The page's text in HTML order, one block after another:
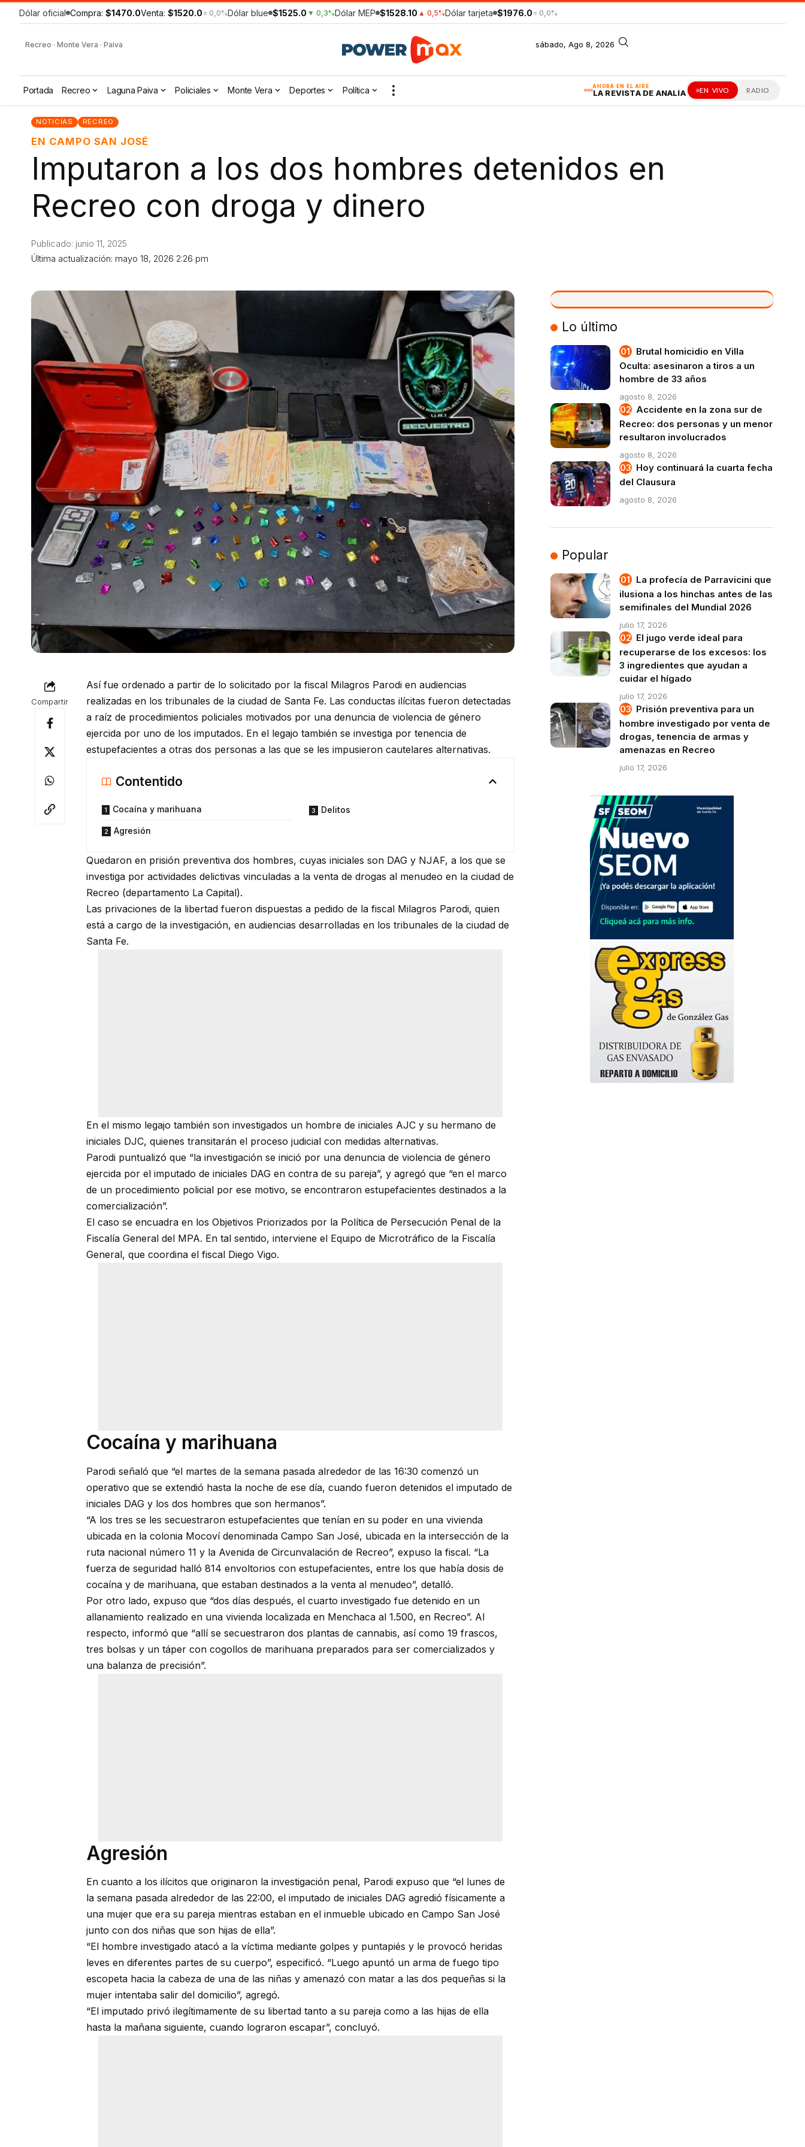
Dólar oficial Compra: $1470.0Venta: $1520.0 = 0,0%Dólar blue $1525.0 ▼ 0,3%Dólar MEP $1528.10 ▲ 0,5%Dólar tarjeta $1976.0 = 0,0%
Recreo · Monte Vera · Paiva sábado, Ago 8, 2026
AHORA EN EL AIRE
LA REVISTA DE ANALÍA EN VIVO RADIO
Portada Recreo Laguna Paiva Policiales Monte Vera Deportes Política
NOTICIAS RECREO
EN CAMPO SAN JOSÉ
Imputaron a los dos hombres detenidos en
Recreo con droga y dinero
Última actualización: mayo 18, 2026 2:26 pm
Publicado: junio 11, 2025
Compartir
Así fue ordenado a partir de lo solicitado por la fiscal Milagros Parodi en audiencias
realizadas en los tribunales de la ciudad de Santa Fe. Las conductas ilícitas fueron detectadas
a raíz de procedimientos policiales motivados por una denuncia de violencia de género
ejercida por uno de los imputados. En el legajo también se investiga por tenencia de
estupefacientes a otras dos personas a las que se les impusieron cautelares alternativas.
Contentido
Cocaína y marihuana
Agresión
Delitos
Quedaron en prisión preventiva dos hombres, cuyas iniciales son DAG y NJAF, a los que se
investiga por actividades delictivas vinculadas a la venta de drogas al menudeo en la ciudad de
Recreo (departamento La Capital).
Las privaciones de la libertad fueron dispuestas a pedido de la fiscal Milagros Parodi, quien
está a cargo de la investigación, en audiencias desarrolladas en los tribunales de la ciudad de
Santa Fe.
En el mismo legajo también son investigados un hombre de iniciales AJC y su hermano de
iniciales DJC, quienes transitarán el proceso judicial con medidas alternativas.
Parodi puntualizó que “la investigación se inició por una denuncia de violencia de género
ejercida por el imputado de iniciales DAG en contra de su pareja”, y agregó que “en el marco
de un procedimiento policial por ese motivo, se encontraron estupefacientes destinados a la
comercialización”.
El caso se encuadra en los Objetivos Priorizados por la Política de Persecución Penal de la
Fiscalía General del MPA. En tal sentido, interviene el Equipo de Microtráfico de la Fiscalía
General, que coordina el fiscal Diego Vigo.
Cocaína y marihuana
Parodi señaló que “el martes de la semana pasada alrededor de las 16:30 comenzó un
operativo que se extendió hasta la noche de ese día, cuando fueron detenidos el imputado de
iniciales DAG y los dos hombres que son hermanos”.
“A los tres se les secuestraron estupefacientes que tenían en su poder en una vivienda
ubicada en la colonia Mocoví denominada Campo San José, ubicada en la intersección de la
ruta nacional número 11 y la Avenida de Circunvalación de Recreo”, expuso la fiscal. “La
fuerza de seguridad halló 814 envoltorios con estupefacientes, entre los que había dosis de
cocaína y de marihuana, que estaban destinados a la venta al menudeo”, detalló.
Por otro lado, expuso que “dos días después, el cuarto investigado fue detenido en un
allanamiento realizado en una vivienda localizada en Menchaca al 1.500, en Recreo”. Al
respecto, informó que “allí se secuestraron dos plantas de cannabis, así como 19 frascos,
tres bolsas y un táper con cogollos de marihuana preparados para ser comercializados y
una balanza de precisión”.
Agresión
En cuanto a los ilícitos que originaron la investigación penal, Parodi expuso que “el lunes de
la semana pasada alrededor de las 22:00, el imputado de iniciales DAG agredió físicamente a
una mujer que era su pareja mientras estaban en el inmueble ubicado en Campo San José
junto con dos niñas que son hijas de ella”.
“El hombre investigado atacó a la víctima mediante golpes y puntapiés y le provocó heridas
leves en diferentes partes de su cuerpo”, especificó. “Luego apuntó un arma de fuego tipo
escopeta hacia la cabeza de una de las niñas y amenazó con matar a las dos pequeñas si la
mujer intentaba salir del domicilio”, agregó.
“El imputado privó ilegítimamente de su libertad tanto a su pareja como a las hijas de ella
hasta la mañana siguiente, cuando lograron escapar”, concluyó.
VIVO
Lo último
Brutal homicidio en Villa
Oculta: asesinaron a tiros a un
hombre de 33 años
agosto 8, 2026
Accidente en la zona sur de
Recreo: dos personas y un menor
resultaron involucrados
agosto 8, 2026
Hoy continuará la cuarta fecha
del Clausura
agosto 8, 2026
Popular
La profecía de Parravicini que
ilusiona a los hinchas antes de las
semifinales del Mundial 2026
julio 17, 2026
El jugo verde ideal para
recuperarse de los excesos: los
3 ingredientes que ayudan a
cuidar el hígado
julio 17, 2026
Prisión preventiva para un
hombre investigado por venta de
drogas, tenencia de armas y
amenazas en Recreo
julio 17, 2026